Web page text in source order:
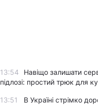
13:54
Навіщо залишати
підлозі: простий трюк для
13:51
В Україні стрімко